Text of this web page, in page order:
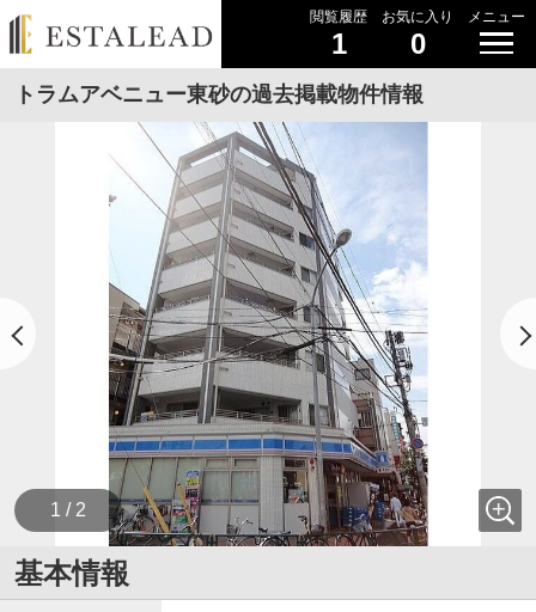
閲覧履歴
1
お気に入り
0
メニュー
トラムアベニュー東砂の過去掲載物件情報
1 / 2
基本情報